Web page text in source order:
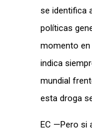
se identifica
políticas
momento en
indica
mundial
esta droga
EC —Pero si